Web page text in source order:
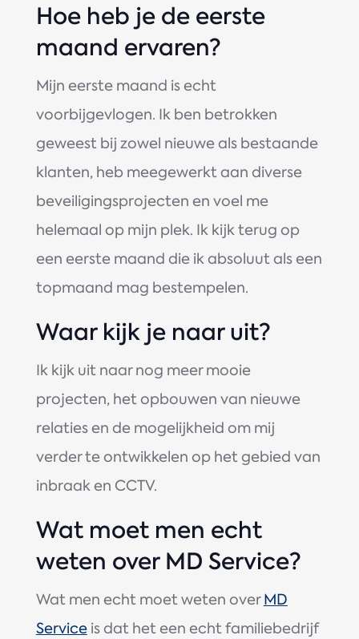
Hoe heb je de eerste
maand ervaren?
Mijn eerste maand is echt
voorbijgevlogen. Ik ben betrokken
geweest bij zowel nieuwe als bestaande
klanten, heb meegewerkt aan diverse
beveiligingsprojecten en voel me
helemaal op mijn plek. Ik kijk terug op
een eerste maand die ik absoluut als een
topmaand mag bestempelen.
Waar kijk je naar uit?
Ik kijk uit naar nog meer mooie
projecten, het opbouwen van nieuwe
relaties en de mogelijkheid om mij
verder te ontwikkelen op het gebied van
inbraak en CCTV.
Wat moet men echt
weten over MD Service?
Wat men echt moet weten overMD
Serviceis dat het een echt familiebedrijf